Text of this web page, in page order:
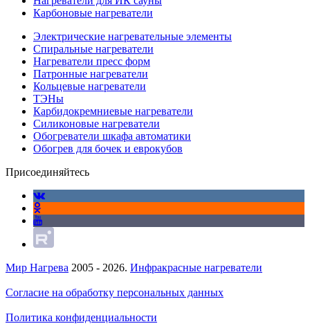
Карбоновые нагреватели
Электрические нагревательные элементы
Спиральные нагреватели
Нагреватели пресс форм
Патронные нагреватели
Кольцевые нагреватели
ТЭНы
Карбидокремниевые нагреватели
Силиконовые нагреватели
Обогреватели шкафа автоматики
Обогрев для бочек и еврокубов
Присоединяйтесь
Мир Нагрева 2005 - 2026. Инфракрасные нагреватели
Согласие на обработку персональных данных
Политика конфиденциальности